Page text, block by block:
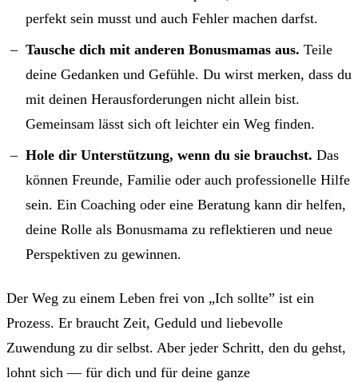
perfekt sein musst und auch Fehler machen darfst.
Tausche dich mit anderen Bonusmamas aus. Teile
deine Gedanken und Gefühle. Du wirst merken, dass du
mit deinen Herausforderungen nicht allein bist.
Gemeinsam lässt sich oft leichter ein Weg finden.
Hole dir Unterstützung, wenn du sie brauchst. Das
können Freunde, Familie oder auch professionelle Hilfe
sein. Ein Coaching oder eine Beratung kann dir helfen,
deine Rolle als Bonusmama zu reflektieren und neue
Perspektiven zu gewinnen.
Der Weg zu einem Leben frei von „Ich sollte” ist ein
Prozess. Er braucht Zeit, Geduld und liebevolle
Zuwendung zu dir selbst. Aber jeder Schritt, den du gehst,
lohnt sich — für dich und für deine ganze